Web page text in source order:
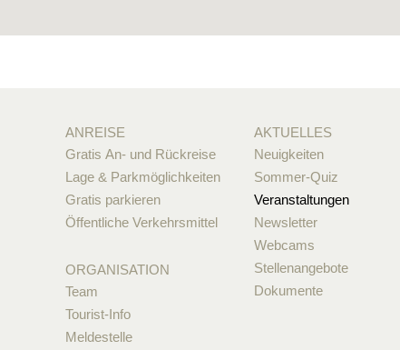
ANREISE
Gratis An- und Rückreise
Lage & Parkmöglichkeiten
Gratis parkieren
Öffentliche Verkehrsmittel
ORGANISATION
Team
Tourist-Info
Meldestelle
AKTUELLES
Neuigkeiten
Sommer-Quiz
Veranstaltungen
Newsletter
Webcams
Stellenangebote
Dokumente